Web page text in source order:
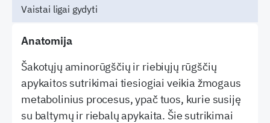
Vaistai ligai gydyti
Anatomija
Šakotųjų aminorūgščių ir riebiųjų rūgščių
apykaitos sutrikimai tiesiogiai veikia žmogaus
metabolinius procesus, ypač tuos, kurie susiję
su baltymų ir riebalų apykaita. Šie sutrikimai